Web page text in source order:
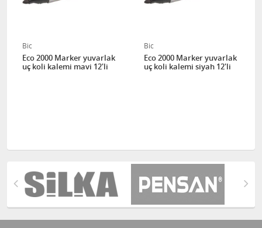
Bic
Eco 2000 Marker yuvarlak
uç koli kalemi mavi 12'li
Bic
Eco 2000 Marker yuvarlak
uç koli kalemi siyah 12'li